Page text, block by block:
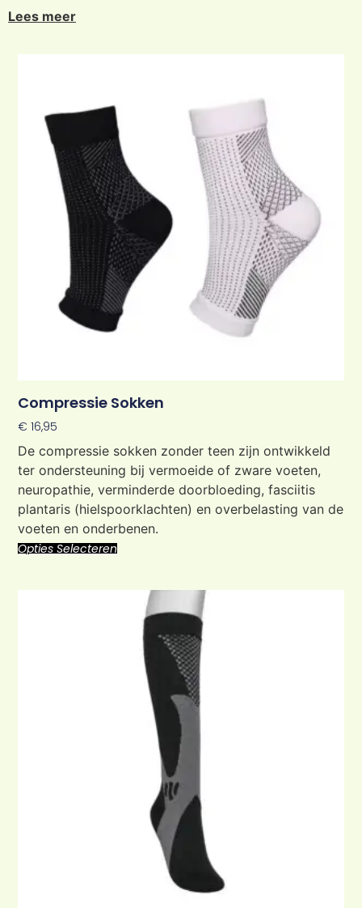
Lees meer
Compressie Sokken
€ 16,95
De compressie sokken zonder teen zijn ontwikkeld
ter ondersteuning bij vermoeide of zware voeten,
neuropathie, verminderde doorbloeding, fasciitis
plantaris (hielspoorklachten) en overbelasting van de
voeten en onderbenen.
Opties Selecteren